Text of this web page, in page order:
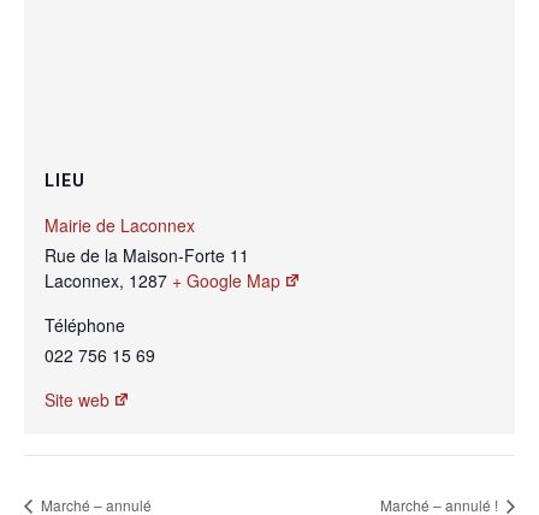
LIEU
Mairie de Laconnex
Rue de la Maison-Forte 11
Laconnex, 1287 + Google Map
Téléphone
022 756 15 69
Site web
Marché – annulé Marché – annulé !